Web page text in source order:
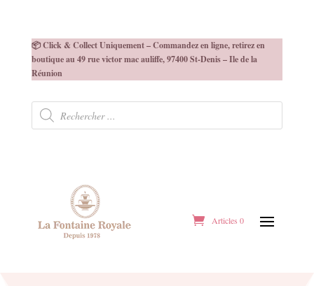
📦 Click & Collect Uniquement – Commandez en ligne, retirez en
boutique au 49 rue victor mac auliffe, 97400 St-Denis – Ile de la
Réunion
Recherche
produits
Articles 0